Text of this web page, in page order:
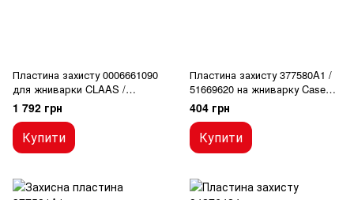
Пластина захисту 0006661090
для жниварки CLAAS /
LEXION / CATERPILLAR
1 792 грн
Купити
Пластина захисту 377580A1 /
51669620 на жниварку Case
3020 / New Holland 740 CF
404 грн
Купити